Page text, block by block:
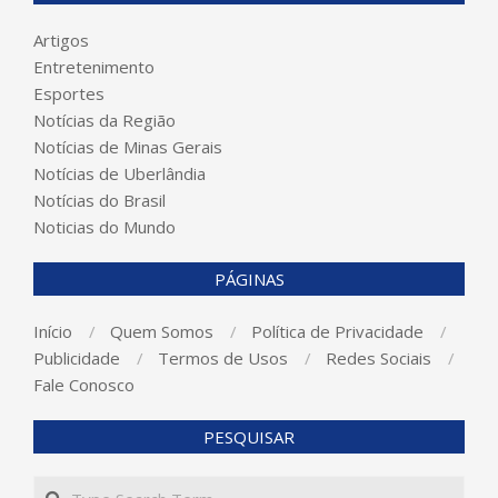
Artigos
Entretenimento
Esportes
Notícias da Região
Notícias de Minas Gerais
Notícias de Uberlândia
Notícias do Brasil
Noticias do Mundo
PÁGINAS
Início Quem Somos
Política de Privacidade
Publicidade
Termos de Usos
Redes Sociais
Fale Conosco
PESQUISAR
Search